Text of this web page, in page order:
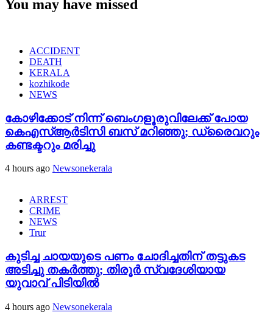
You may have missed
ACCIDENT
DEATH
KERALA
kozhikode
NEWS
കോഴിക്കോട് നിന്ന് ബെംഗളൂരുവിലേക്ക് പോയ
കെഎസ്ആർടിസി ബസ് മറിഞ്ഞു; ഡ്രൈവറും
കണ്ടക്ടറും മരിച്ചു
4 hours ago Newsonekerala
ARREST
CRIME
NEWS
Trur
കുടിച്ച ചായയുടെ പണം ചോദിച്ചതിന് തട്ടുകട
അടിച്ചു തകർത്തു; തിരൂർ സ്വദേശിയായ
യുവാവ് പിടിയിൽ
4 hours ago Newsonekerala